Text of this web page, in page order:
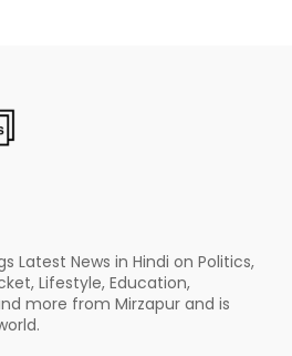
Latest News in Hindi on Politics,
Lifestyle, Education,
more from Mirzapur and is